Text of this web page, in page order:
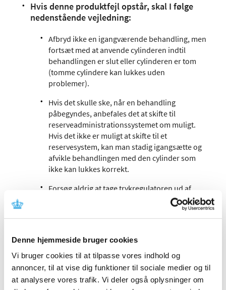
Denne hjemmeside bruger cookies
Vi bruger cookies til at tilpasse vores indhold og
annoncer, til at vise dig funktioner til sociale medier og til
at analysere vores trafik. Vi deler også oplysninger om
Hvis denne produktfejl opstår, skal I følge
nedenstående vejledning:
Afbryd ikke en igangværende behandling, men
fortsæt med at anvende cylinderen indtil
behandlingen er slut eller cylinderen er tom
(tomme cylindere kan lukkes uden
problemer).
Hvis det skulle ske, når en behandling
påbegyndes, anbefales det at skifte til
reserveadministrationssystemet om muligt.
Hvis det ikke er muligt at skifte til et
reservesystem, kan man stadig igangsætte og
afvikle behandlingen med den cylinder som
ikke kan lukkes korrekt.
Forsøg aldrig at tage trykregulatoren ud af
ventilen med vold eller med redskaber såsom
en skruetrækker, da man kan pådrage sig
forfrysninger ved kontakt med
frakoble det fra cylinderen imens forbindelsen
stadig er under tryk.
Forsøg at lukke INOmax-cylinderventilen via
INOmeter med et fast tryk med hånden.